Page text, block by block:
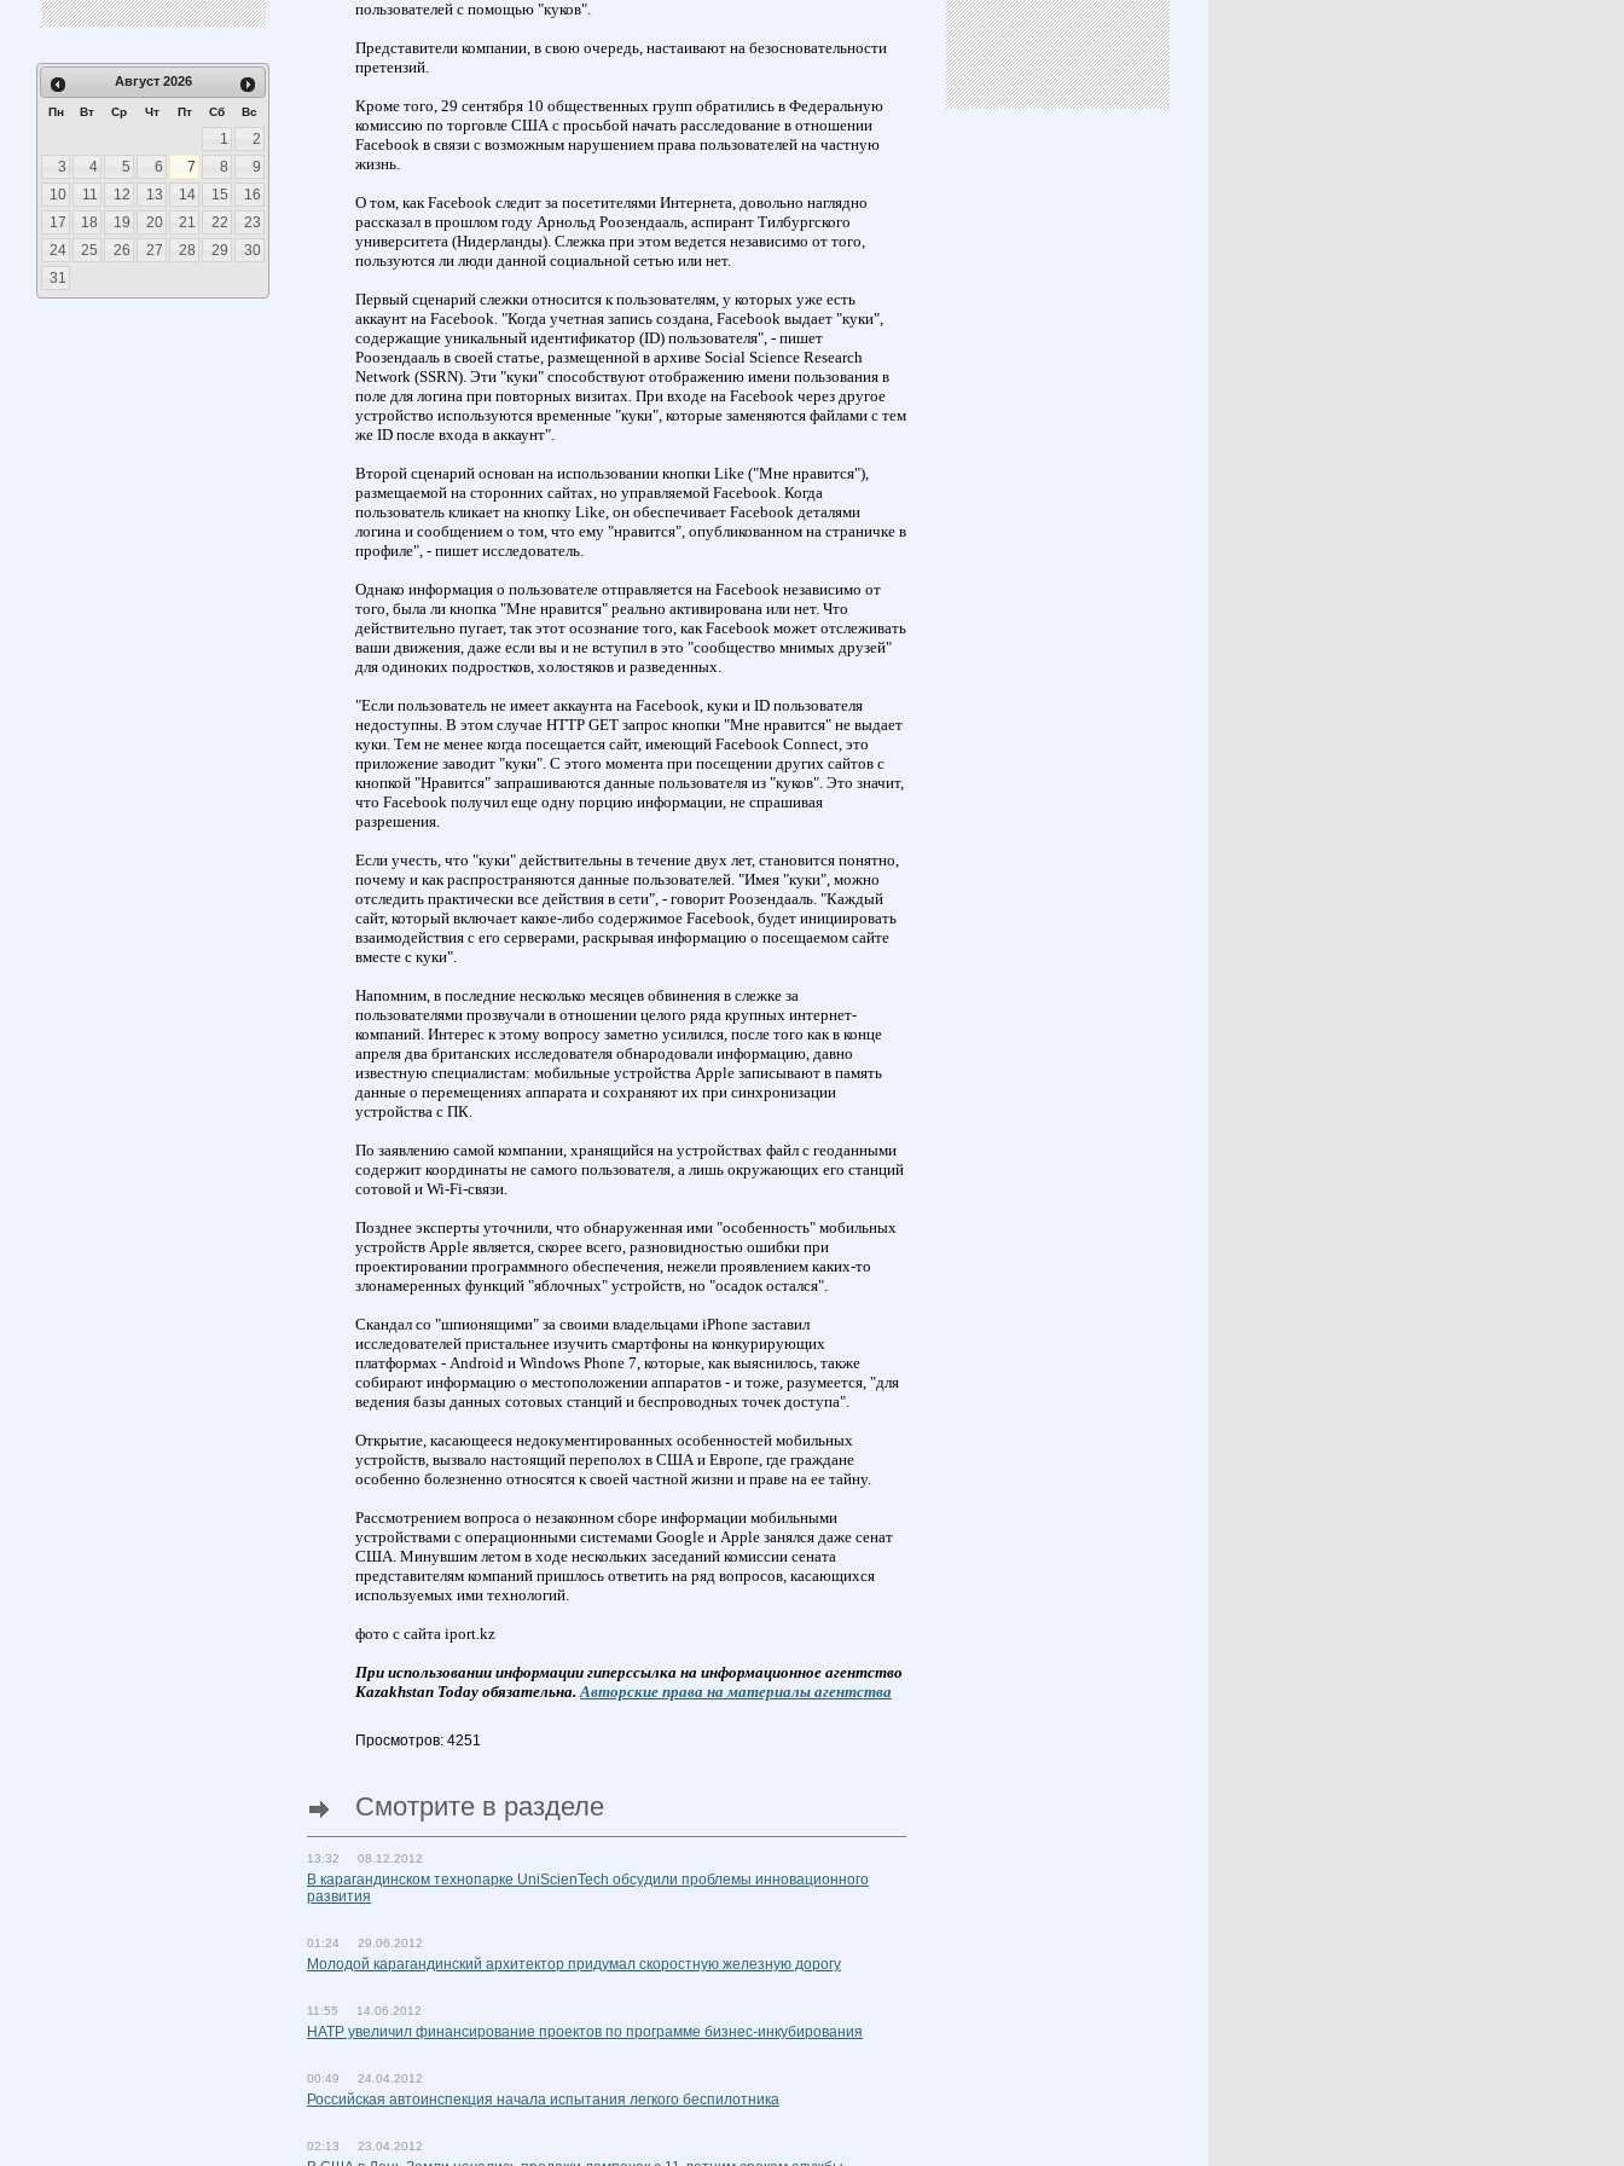
Август 2026
Пн Вт Ср Чт Пт Сб Вс
1
2
3
4 5 6 7 8
9
10
11 12 13 14 15
16
17
18 19 20 21 22
23
24
25 26 27 28 29
30
31
пользователей с помощью "куков".
Представители компании, в свою очередь, настаивают на безосновательности
претензий.
Кроме того, 29 сентября 10 общественных групп обратились в Федеральную
комиссию по торговле США с просьбой начать расследование в отношении
Facebook в связи с возможным нарушением права пользователей на частную
жизнь.
О том, как Facebook следит за посетителями Интернета, довольно наглядно
рассказал в прошлом году Арнольд Роозендааль, аспирант Тилбургского
университета (Нидерланды). Слежка при этом ведется независимо от того,
пользуются ли люди данной социальной сетью или нет.
Первый сценарий слежки относится к пользователям, у которых уже есть
аккаунт на Facebook. "Когда учетная запись создана, Facebook выдает "куки",
содержащие уникальный идентификатор (ID) пользователя", - пишет
Роозендааль в своей статье, размещенной в архиве Social Science Research
Network (SSRN). Эти "куки" способствуют отображению имени пользования в
поле для логина при повторных визитах. При входе на Facebook через другое
устройство используются временные "куки", которые заменяются файлами с тем
же ID после входа в аккаунт".
Второй сценарий основан на использовании кнопки Like ("Мне нравится"),
размещаемой на сторонних сайтах, но управляемой Facebook. Когда
пользователь кликает на кнопку Like, он обеспечивает Facebook деталями
логина и сообщением о том, что ему "нравится", опубликованном на страничке в
профиле", - пишет исследователь.
Однако информация о пользователе отправляется на Facebook независимо от
того, была ли кнопка "Мне нравится" реально активирована или нет. Что
действительно пугает, так этот осознание того, как Facebook может отслеживать
ваши движения, даже если вы и не вступил в это "сообщество мнимых друзей"
для одиноких подростков, холостяков и разведенных.
"Если пользователь не имеет аккаунта на Facebook, куки и ID пользователя
недоступны. В этом случае HTTP GET запрос кнопки "Мне нравится" не выдает
куки. Тем не менее когда посещается сайт, имеющий Facebook Connect, это
приложение заводит "куки". С этого момента при посещении других сайтов с
кнопкой "Нравится" запрашиваются данные пользователя из "куков". Это значит,
что Facebook получил еще одну порцию информации, не спрашивая
разрешения.
Если учесть, что "куки" действительны в течение двух лет, становится понятно,
почему и как распространяются данные пользователей. "Имея "куки", можно
отследить практически все действия в сети", - говорит Роозендааль. "Каждый
сайт, который включает какое-либо содержимое Facebook, будет инициировать
взаимодействия с его серверами, раскрывая информацию о посещаемом сайте
вместе с куки".
Напомним, в последние несколько месяцев обвинения в слежке за
пользователями прозвучали в отношении целого ряда крупных интернет-
компаний. Интерес к этому вопросу заметно усилился, после того как в конце
апреля два британских исследователя обнародовали информацию, давно
известную специалистам: мобильные устройства Apple записывают в память
данные о перемещениях аппарата и сохраняют их при синхронизации
устройства с ПК.
По заявлению самой компании, хранящийся на устройствах файл с геоданными
содержит координаты не самого пользователя, а лишь окружающих его станций
сотовой и Wi-Fi-связи.
Позднее эксперты уточнили, что обнаруженная ими "особенность" мобильных
устройств Apple является, скорее всего, разновидностью ошибки при
проектировании программного обеспечения, нежели проявлением каких-то
злонамеренных функций "яблочных" устройств, но "осадок остался".
Скандал со "шпионящими" за своими владельцами iPhone заставил
исследователей пристальнее изучить смартфоны на конкурирующих
платформах - Android и Windows Phone 7, которые, как выяснилось, также
собирают информацию о местоположении аппаратов - и тоже, разумеется, "для
ведения базы данных сотовых станций и беспроводных точек доступа".
Открытие, касающееся недокументированных особенностей мобильных
устройств, вызвало настоящий переполох в США и Европе, где граждане
особенно болезненно относятся к своей частной жизни и праве на ее тайну.
Рассмотрением вопроса о незаконном сборе информации мобильными
устройствами с операционными системами Google и Apple занялся даже сенат
США. Минувшим летом в ходе нескольких заседаний комиссии сената
представителям компаний пришлось ответить на ряд вопросов, касающихся
используемых ими технологий.
фото с сайта iport.kz
При использовании информации гиперссылка на информационное агентство
Kazakhstan Today обязательна.Авторские права на материалы агентства
Просмотров: 4251
Смотрите в разделе
13:32 08.12.2012
В карагандинском технопарке UniScienTech обсудили проблемы инновационного
развития
01:24 29.06.2012
Молодой карагандинский архитектор придумал скоростную железную дорогу
11:55 14.06.2012
НАТР увеличил финансирование проектов по программе бизнес-инкубирования
00:49 24.04.2012
Российская автоинспекция начала испытания легкого беспилотника
02:13 23.04.2012